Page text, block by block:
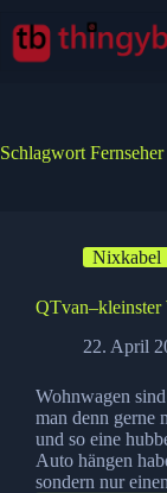
Inhalt
springen
Schlagwort Fernseher
Nixkabel
QTvan–kleinster
22. April
Wohnwagen
man denn gerne
und so eine
Auto hängen
sondern nur